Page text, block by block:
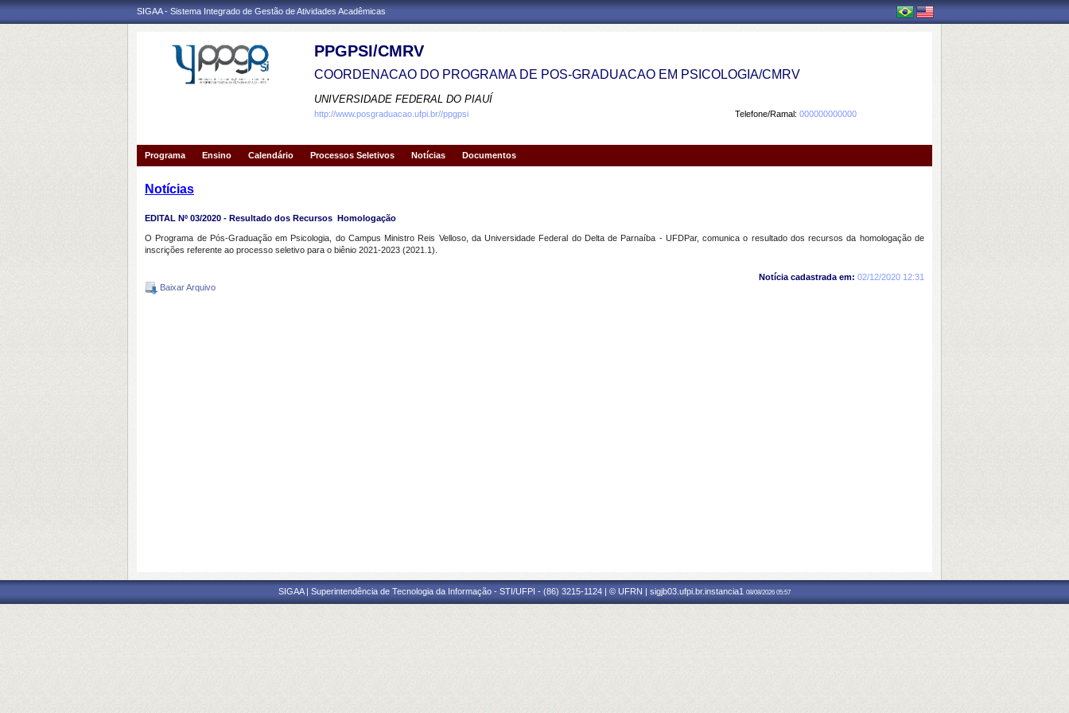
SIGAA - Sistema Integrado de Gestão de Atividades Acadêmicas
PPGPSI/CMRV
COORDENACAO DO PROGRAMA DE POS-GRADUACAO EM PSICOLOGIA/CMRV
UNIVERSIDADE FEDERAL DO PIAUÍ
Telefone/Ramal: 000000000000
http://www.posgraduacao.ufpi.br//ppgpsi
Programa Ensino Calendário Processos Seletivos Notícias Documentos
Notícias
EDITAL Nº 03/2020 - Resultado dos Recursos  Homologação
O Programa de Pós-Graduação em Psicologia, do Campus Ministro Reis Velloso, da Universidade Federal do Delta de Parnaíba - UFDPar, comunica o resultado dos recursos da homologação de
inscrições referente ao processo seletivo para o biênio 2021-2023 (2021.1).
Notícia cadastrada em: 02/12/2020 12:31
Baixar Arquivo
SIGAA | Superintendência de Tecnologia da Informação - STI/UFPI - (86) 3215-1124 | © UFRN | sigjb03.ufpi.br.instancia1 08/08/2026 05:57